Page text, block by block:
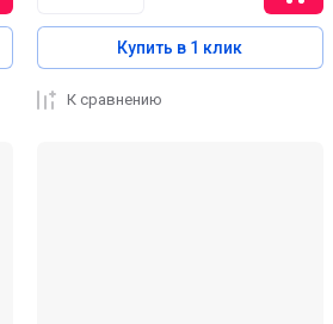
Купить в 1 клик
К сравнению